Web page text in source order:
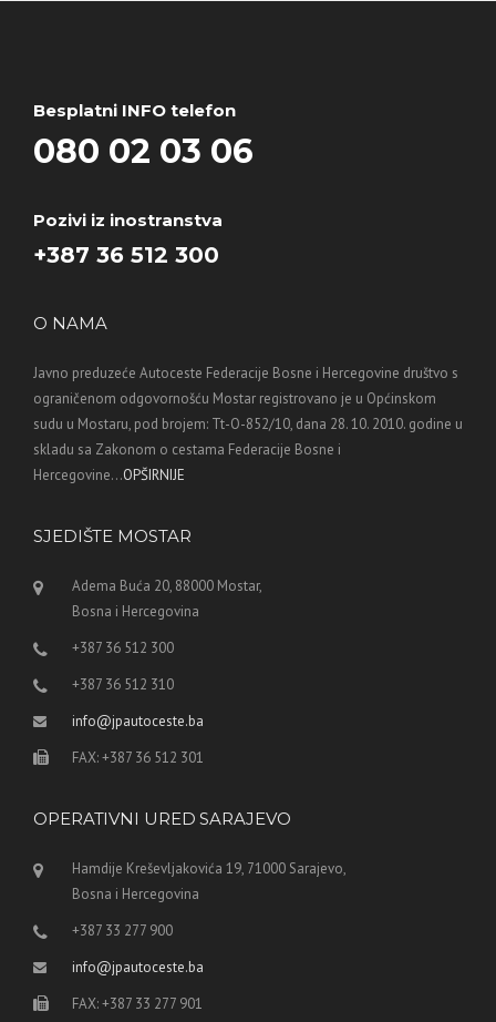
Besplatni INFO telefon
080 02 03 06
Pozivi iz inostranstva
+387 36 512 300
O NAMA
Javno preduzeće Autoceste Federacije Bosne i Hercegovine društvo s
ograničenom odgovornošću Mostar registrovano je u Općinskom
sudu u Mostaru, pod brojem: Tt-O-852/10, dana 28. 10. 2010. godine u
skladu sa Zakonom o cestama Federacije Bosne i
Hercegovine...OPŠIRNIJE
SJEDIŠTE MOSTAR
Adema Buća 20, 88000 Mostar,
Bosna i Hercegovina
+387 36 512 300
+387 36 512 310
info@jpautoceste.ba
FAX: +387 36 512 301
OPERATIVNI URED SARAJEVO
Hamdije Kreševljakovića 19, 71000 Sarajevo,
Bosna i Hercegovina
+387 33 277 900
info@jpautoceste.ba
FAX: +387 33 277 901